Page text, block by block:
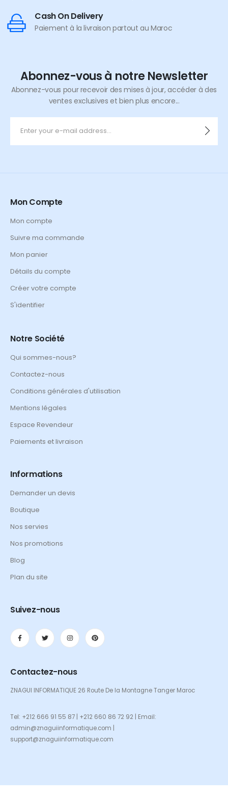
Cash On Delivery
Paiement à la livraison partout au Maroc
Abonnez-vous à notre Newsletter
Abonnez-vous pour recevoir des mises à jour, accéder à des
ventes exclusives et bien plus encore...
Mon Compte
Mon compte
Suivre ma commande
Mon panier
Détails du compte
Créer votre compte
S'identifier
Notre Société
Qui sommes-nous?
Contactez-nous
Conditions générales d'utilisation
Mentions légales
Espace Revendeur
Paiements et livraison
Informations
Demander un devis
Boutique
Nos servies
Nos promotions
Blog
Plan du site
Suivez-nous
Contactez-nous
ZNAGUI INFORMATIQUE 26 Route De la Montagne Tanger Maroc
Tel: +212 666 91 55 87 | +212 660 86 72 92 | Email:
admin@znaguiinformatique.com |
support@znaguiinformatique.com